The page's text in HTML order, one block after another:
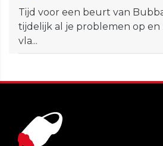
Tijd voor een beurt van
tijdelijk al je problemen op en
vla...